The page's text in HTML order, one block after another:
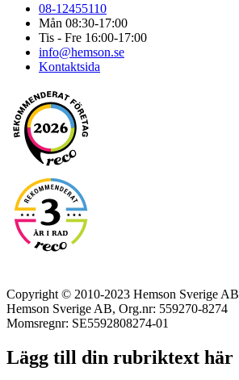
08-12455110
Mån 08:30-17:00
Tis - Fre 16:00-17:00
info@hemson.se
Kontaktsida
Copyright © 2010-2023 Hemson Sverige AB
Hemson Sverige AB, Org.nr: 559270-8274
Momsregnr: SE5592808274-01
Lägg till din rubriktext här